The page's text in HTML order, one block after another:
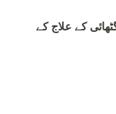
کے علاج کے